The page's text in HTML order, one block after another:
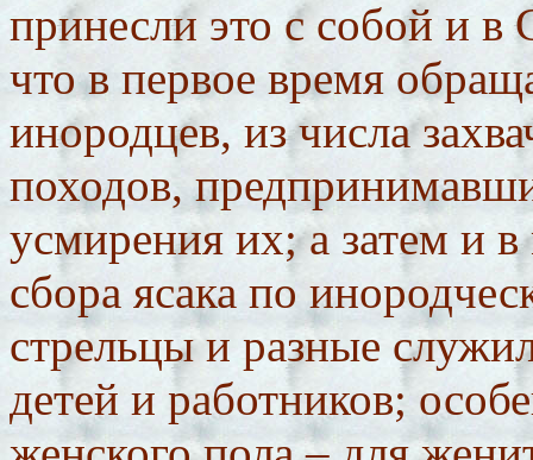
принесли это с собой и в
что в первое время
инородцев, из числа
походов,
усмирения их; а затем и
сбора ясака по
стрельцы и разные
детей и работников;